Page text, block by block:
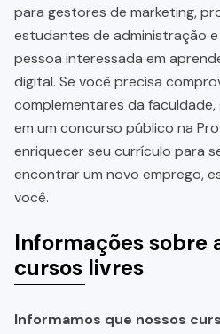
para gestores de marketing,
estudantes de administração
pessoa interessada em
digital. Se você precisa
complementares da
em um concurso público na
enriquecer seu currículo para
encontrar um novo emprego,
você.
Informações sobre
cursos livres
Informamos que nossos